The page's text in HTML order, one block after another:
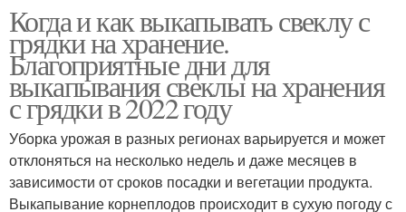
Когда и как выкапывать свеклу с
грядки на хранение.
Благоприятные дни для
выкапывания свеклы на хранения
с грядки в 2022 году
Уборка урожая в разных регионах варьируется и может
отклоняться на несколько недель и даже месяцев в
зависимости от сроков посадки и вегетации продукта.
Выкапывание корнеплодов происходит в сухую погоду с